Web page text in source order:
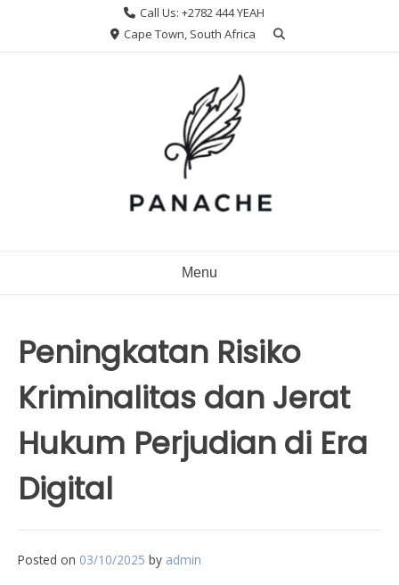
Call Us: +2782 444 YEAH
Cape Town, South Africa
Menu
Peningkatan Risiko
Kriminalitas dan Jerat
Hukum Perjudian di Era
Digital
Posted on 03/10/2025 by admin